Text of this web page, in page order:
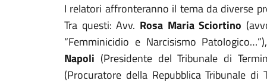
I relatori affronteranno il tema da diverse
Tra questi: Avv. Rosa Maria Sciortino
“Femminicidio e Narcisismo
Napoli (Presidente del Tribunale di
(Procuratore della Repubblica Tribunale di